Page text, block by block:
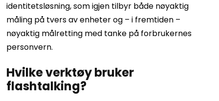
identitetsløsning, som igjen tilbyr både nøyaktig
måling på tvers av enheter og – i fremtiden –
nøyaktig målretting med tanke på forbrukernes
personvern.
Hvilke verktøy bruker
flashtalking?